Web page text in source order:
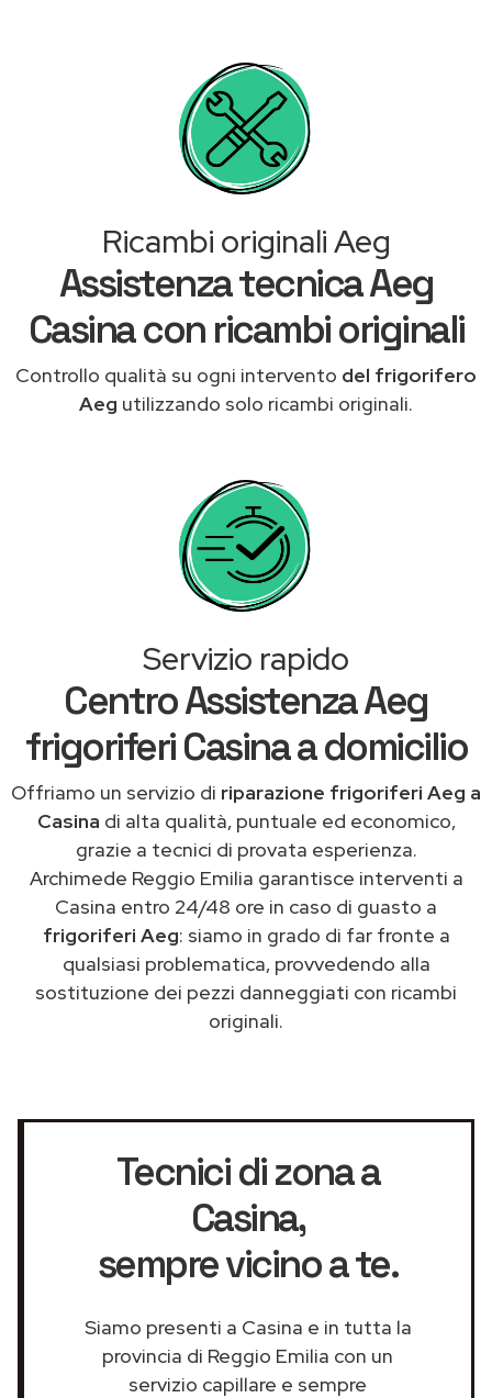
Ricambi originali Aeg
Assistenza tecnica Aeg
Casina con ricambi originali
Controllo qualità su ogni intervento del frigorifero
Aeg utilizzando solo ricambi originali.
Servizio rapido
Centro Assistenza Aeg
frigoriferi Casina a domicilio
Offriamo un servizio di riparazione frigoriferi Aeg a
Casina di alta qualità, puntuale ed economico,
grazie a tecnici di provata esperienza.
Archimede Reggio Emilia garantisce interventi a
Casina entro 24/48 ore in caso di guasto a
frigoriferi Aeg: siamo in grado di far fronte a
qualsiasi problematica, provvedendo alla
sostituzione dei pezzi danneggiati con ricambi
originali.
Tecnici di zona a
Casina,
sempre vicino a te.
Siamo presenti a Casina e in tutta la
provincia di Reggio Emilia con un
servizio capillare e sempre